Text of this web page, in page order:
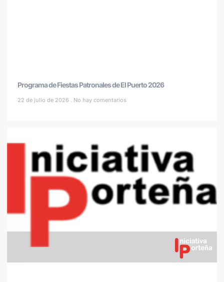
Programa de Fiestas Patronales de El Puerto 2026
22 de julio de 2026 No hay comentarios